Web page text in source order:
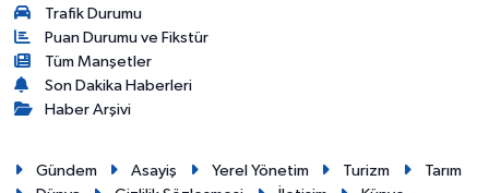
Trafik Durumu
Puan Durumu ve Fikstür
Tüm Manşetler
Son Dakika Haberleri
Haber Arşivi
Gündem Asayiş Yerel Yönetim Turizm
Tarım